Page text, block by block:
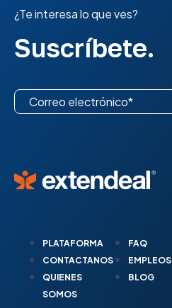
¿Te interesa lo que ves?
Suscríbete.
PLATAFORMA
CONTACTANOS
QUIENES
SOMOS
FAQ
EMPLEOS
BLOG